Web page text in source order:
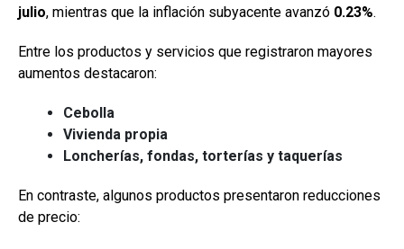
julio, mientras que la inflación subyacente avanzó 0.23%.
Entre los productos y servicios que registraron mayores
aumentos destacaron:
Cebolla
Vivienda propia
Loncherías, fondas, torterías y taquerías
En contraste, algunos productos presentaron reducciones
de precio: